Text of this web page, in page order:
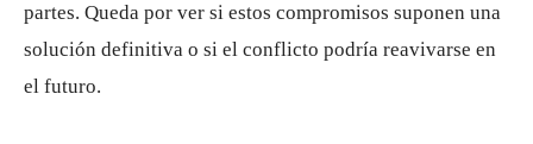
partes. Queda por ver si estos compromisos suponen una
solución definitiva o si el conflicto podría reavivarse en
el futuro.